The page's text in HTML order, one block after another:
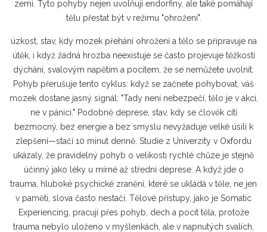
zemi. Tyto pohyby nejen uvolňují endorfiny, ale také pomáhají
tělu přestat být v režimu "ohrožení".
úzkost, stav, kdy mozek přehání ohrožení a tělo se připravuje na
útěk, i když žádná hrozba neexistujese často projevuje těžkostí
dýchání, svalovým napětím a pocitem, že se nemůžete uvolnit.
Pohyb přerušuje tento cyklus: když se začnete pohybovat, váš
mozek dostane jasný signál: "Tady není nebezpečí, tělo je v akci,
ne v pánici." Podobně deprese, stav, kdy se člověk cítí
bezmocný, bez energie a bez smyslu nevyžaduje velké úsilí k
zlepšení—stačí 10 minut denně. Studie z Univerzity v Oxfordu
ukázaly, že pravidelný pohyb o velikosti rychlé chůze je stejně
účinný jako léky u mírné až střední deprese. A když jde o
trauma
hluboké psychické zranění, které se ukládá v těle, ne jen
v paměti , slova často nestačí. Tělové přístupy, jako je Somatic
Experiencing, pracují přes pohyb, dech a pocit těla, protože
trauma nebylo uloženo v myšlenkách, ale v napnutých svalích,